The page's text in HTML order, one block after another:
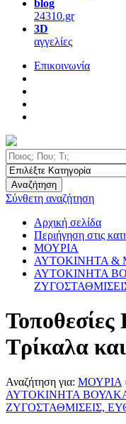
blog
24310.gr
3D
αγγελίες
Επικοινωνία
Αναζήτηση
Σύνθετη αναζήτηση
Αρχική σελίδα
Περιήγηση στις
ΜΟΥΡΙΑ
ΑΥΤΟΚΙΝΗΤΑ
ΑΥΤΟΚΙΝΗΤΑ
Τρίκαλα
Αναζήτηση για: ΜΟΥΡΙΑ
ΑΥΤΟΚΙΝΗΤΑ
ΖΥΓΟΣΤΑΘΜΙΣΕΙΣ,